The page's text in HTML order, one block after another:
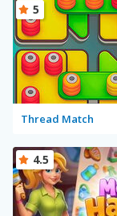
Thread Match
5
4.5